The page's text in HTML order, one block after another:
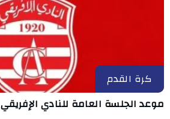
كرة القدم
موعد الجلسة العامة للنادي الإفريقي